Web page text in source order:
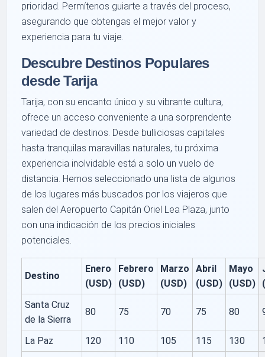
prioridad. Permítenos guiarte a través del proceso,
asegurando que obtengas el mejor valor y
experiencia para tu viaje.
Descubre Destinos Populares
desde Tarija
Tarija, con su encanto único y su vibrante cultura,
ofrece un acceso conveniente a una sorprendente
variedad de destinos. Desde bulliciosas capitales
hasta tranquilas maravillas naturales, tu próxima
experiencia inolvidable está a solo un vuelo de
distancia. Hemos seleccionado una lista de algunos
de los lugares más buscados por los viajeros que
salen del Aeropuerto Capitán Oriel Lea Plaza, junto
con una indicación de los precios iniciales
potenciales.
Destino
Enero
(USD)
Febrero
(USD)
Marzo
(USD)
Abril
(USD)
Mayo
(USD)
Santa Cruz
de la Sierra
80 75 70 75 80
La Paz 120 110 105 115 130